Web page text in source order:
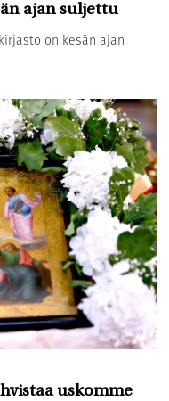
ajan suljettu
on kesän ajan
uskomme